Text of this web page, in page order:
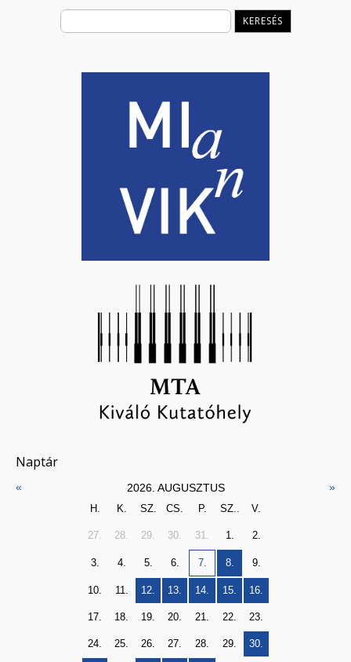
Naptár
« 2026. AUGUSZTUS »
H. K. SZ. CS. P. SZ.. V.
27. 28. 29. 30. 31. 1. 2.
3. 4. 5. 6. 7. 8. 9.
10. 11. 12. 13. 14. 15. 16.
17. 18. 19. 20. 21. 22. 23.
24. 25. 26. 27. 28. 29. 30.